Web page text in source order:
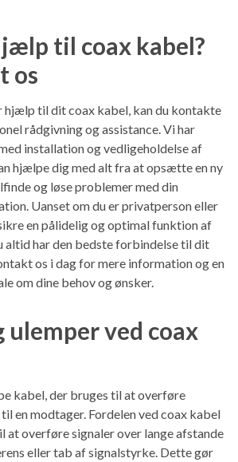
til coax kabel?
os
hjælp til dit coax kabel, kan du kontakte
rådgivning og assistance. Vi har
installation og vedligeholdelse af
hjælpe dig med alt fra at opsætte en ny
og løse problemer med din
Uanset om du er privatperson eller
en pålidelig og optimal funktion af
altid har den bedste forbindelse til dit
os i dag for mere information og en
om dine behov og ønsker.
ulemper ved coax
kabel, der bruges til at overføre
en modtager. Fordelen ved coax kabel
at overføre signaler over lange afstande
eller tab af signalstyrke. Dette gør